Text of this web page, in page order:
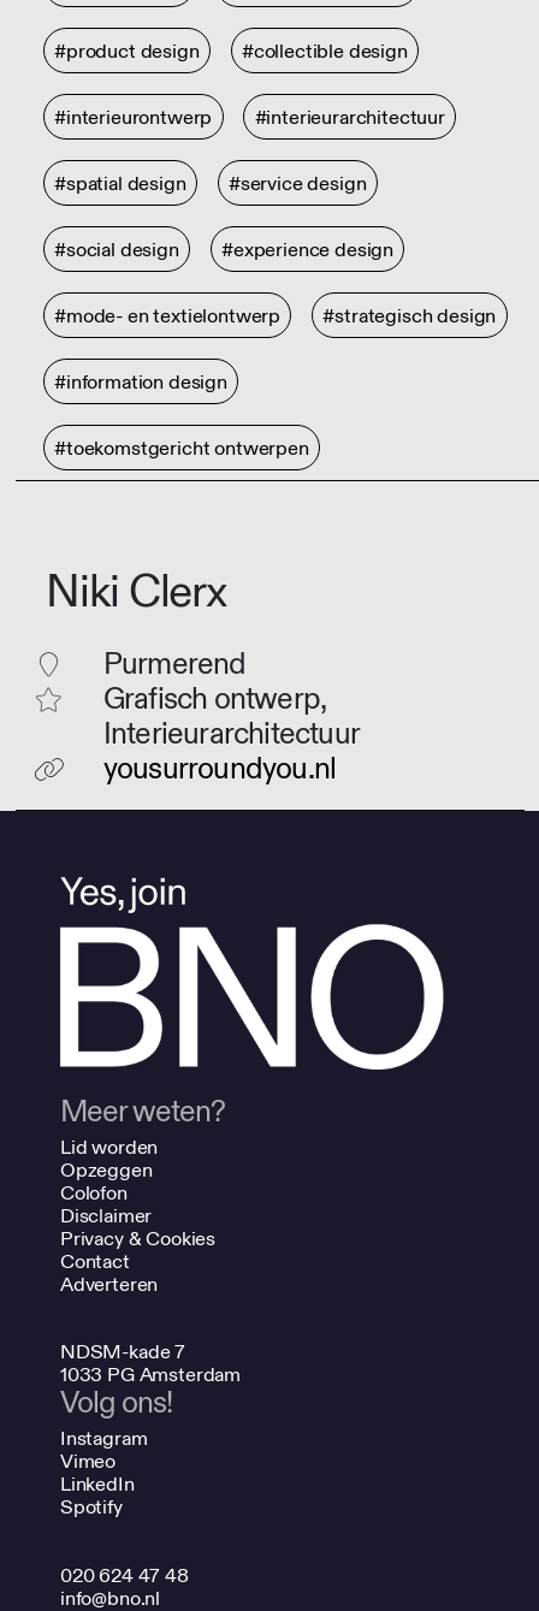
#product design #collectible design
#interieurontwerp #interieurarchitectuur
#spatial design #service design
#social design #experience design
#mode- en textielontwerp #strategisch design
#information design
#toekomstgericht ontwerpen
Niki Clerx
Purmerend
Grafisch ontwerp,
Interieurarchitectuur
yousurroundyou.nl
Meer weten?
Lid worden
Opzeggen
Colofon
Disclaimer
Privacy & Cookies
Contact
Adverteren
NDSM-kade 7
1033 PG Amsterdam
Volg ons!
Instagram
Vimeo
LinkedIn
Spotify
020 624 47 48
info@bno.nl